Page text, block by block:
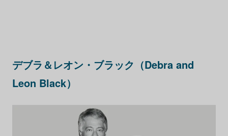
デブラ＆レオン・ブラック（Debra and
Leon Black）